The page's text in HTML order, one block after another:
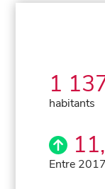
1
habitants
Entre